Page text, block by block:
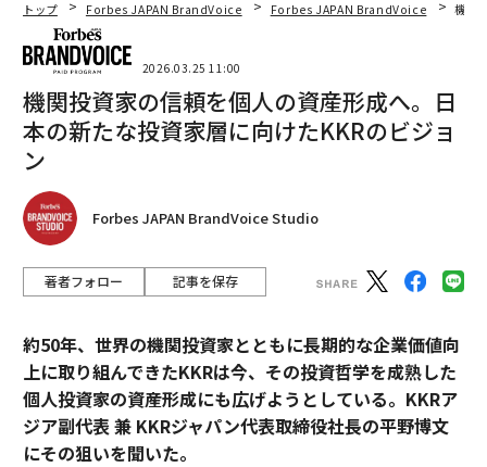
トップ Forbes JAPAN BrandVoice Forbes JAPAN BrandVoice 機関
2026.03.25 11:00
機関投資家の信頼を個人の資産形成へ。日
本の新たな投資家層に向けたKKRのビジョ
ン
Forbes JAPAN BrandVoice Studio
著者フォロー 記事を保存
約50年、世界の機関投資家とともに長期的な企業価値向
上に取り組んできたKKRは今、その投資哲学を成熟した
個人投資家の資産形成にも広げようとしている。KKRア
ジア副代表 兼 KKRジャパン代表取締役社長の平野博文
にその狙いを聞いた。